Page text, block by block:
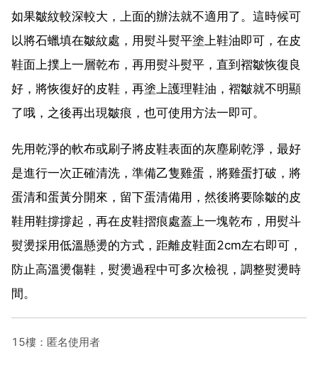
如果皺紋較深較大，上面的辦法就不適用了。這時候可
以將石蠟填在皺紋處，用熨斗熨平塗上鞋油即可，在皮
鞋面上撲上一層乾布，再用熨斗熨平，直到褶皺恢復良
好，將恢復好的皮鞋，再塗上護理鞋油，褶皺就不明顯
了哦，之後再出現皺痕，也可使用方法一即可。
先用乾淨的軟布或刷子將皮鞋表面的灰塵刷乾淨，最好
是進行一次正確清洗，準備乙隻雞蛋，將雞蛋打破，將
蛋清和蛋黃分開來，留下蛋清備用，然後將要除皺的皮
鞋用鞋撐撐起，再在皮鞋摺痕處蓋上一塊乾布，用熨斗
熨燙採用低溫懸燙的方式，距離皮鞋面2cm左右即可，
防止高溫燙傷鞋，熨燙過程中可多次檢視，調整熨燙時
間。
15樓：匿名使用者